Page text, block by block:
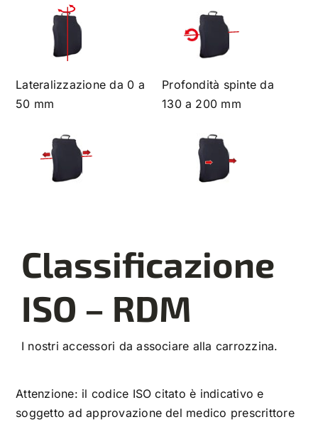
Lateralizzazione da 0 a
50 mm
Profondità spinte da
130 a 200 mm
Classificazione
ISO – RDM
I nostri accessori da associare alla carrozzina.
Attenzione: il codice ISO citato è indicativo e
soggetto ad approvazione del medico prescrittore